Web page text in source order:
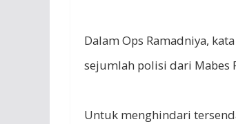
Dalam Ops Ramadniya,
sejumlah polisi dari Mabes
Untuk menghindari